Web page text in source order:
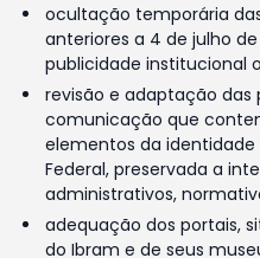
ocultação temporária
anteriores a 4 de julho
publicidade institucional
revisão e adaptação das
comunicação que
elementos da identidade
Federal, preservada a
administrativos,
adequação dos portais,
do Ibram e de seus